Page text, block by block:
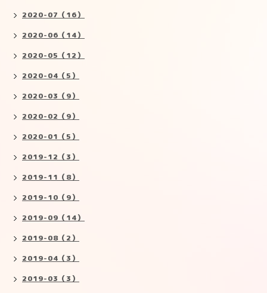
2020-07（16）
2020-06（14）
2020-05（12）
2020-04（5）
2020-03（9）
2020-02（9）
2020-01（5）
2019-12（3）
2019-11（8）
2019-10（9）
2019-09（14）
2019-08（2）
2019-04（3）
2019-03（3）